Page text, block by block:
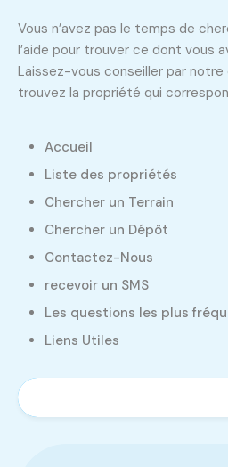
Vous n’avez pas le temps de
l’aide pour trouver ce dont vous
Laissez-vous conseiller par
trouvez la propriété qui
Accueil
Liste des propriétés
Chercher un Terrain
Chercher un Dépôt
Contactez-Nous
recevoir un SMS
Les questions les plus
Liens Utiles